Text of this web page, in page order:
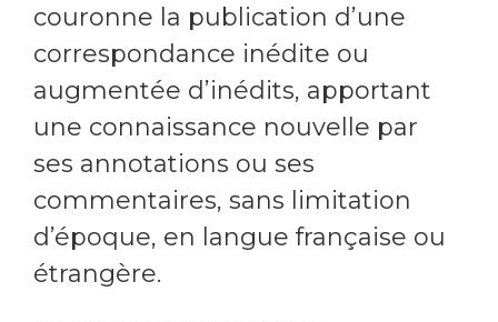
couronne la publication d’une
correspondance inédite ou
augmentée d’inédits, apportant
une connaissance nouvelle par
ses annotations ou ses
commentaires, sans limitation
d’époque, en langue française ou
étrangère.